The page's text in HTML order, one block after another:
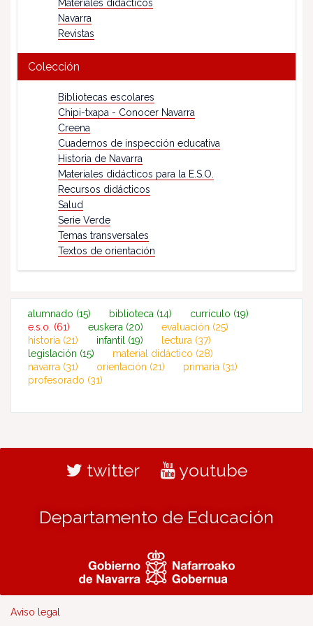
Materiales didácticos
Navarra
Revistas
Colección
Bibliotecas escolares
Chipi-txapa - Conocer Navarra
Creena
Cuadernos de inspección educativa
Historia de Navarra
Materiales didácticos para la E.S.O.
Recursos didácticos
Salud
Serie Verde
Temas transversales
Textos de orientación
alumnado (15) biblioteca (14) currículo (19)
e.s.o. (61) euskera (20) evaluación (25)
historia (21) infantil (19) lectura (37)
legislación (15) material didáctico (28)
navarra (31) orientación (21) primaria (31)
profesorado (31)
twitter youtube
Departamento de Educación
Aviso legal